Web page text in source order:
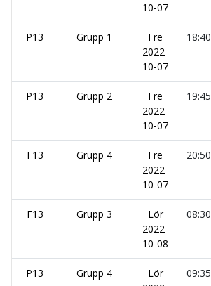
10-07
P13 Grupp 1
Fre
2022-
10-07
18:40
P13 Grupp 2
Fre
2022-
10-07
19:45
F13 Grupp 4
Fre
2022-
10-07
20:50
F13 Grupp 3
Lör
2022-
10-08
08:30
P13 Grupp 4
Lör
09:35